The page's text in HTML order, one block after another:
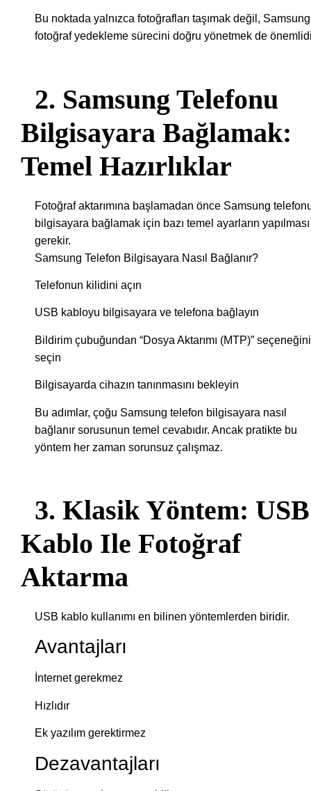
Bu noktada yalnızca fotoğrafları taşımak değil, Samsung
fotoğraf yedekleme sürecini doğru yönetmek de
2. Samsung Telefonu
Bilgisayara Bağlamak:
Temel Hazırlıklar
Fotoğraf aktarımına başlamadan önce Samsung
bilgisayara bağlamak için bazı temel ayarların yapılması
gerekir.
Samsung Telefon Bilgisayara Nasıl Bağlanır?
Telefonun kilidini açın
USB kabloyu bilgisayara ve telefona bağlayın
Bildirim çubuğundan “Dosya Aktarımı (MTP)” seçeneğini
seçin
Bilgisayarda cihazın tanınmasını bekleyin
Bu adımlar, çoğu Samsung telefon bilgisayara nasıl
bağlanır sorusunun temel cevabıdır. Ancak pratikte bu
yöntem her zaman sorunsuz çalışmaz.
3. Klasik Yöntem: USB
Kablo Ile Fotoğraf
Aktarma
USB kablo kullanımı en bilinen yöntemlerden biridir.
Avantajları
İnternet gerekmez
Hızlıdır
Ek yazılım gerektirmez
Dezavantajları